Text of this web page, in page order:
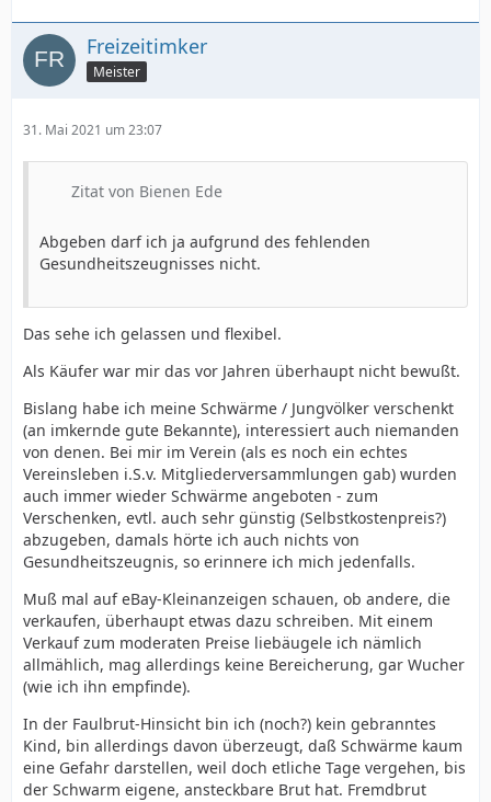
Freizeitimker
Meister
31. Mai 2021 um 23:07
Zitat von Bienen Ede
Abgeben darf ich ja aufgrund des fehlenden
Gesundheitszeugnisses nicht.
Das sehe ich gelassen und flexibel.
Als Käufer war mir das vor Jahren überhaupt nicht bewußt.
Bislang habe ich meine Schwärme / Jungvölker verschenkt
(an imkernde gute Bekannte), interessiert auch niemanden
von denen. Bei mir im Verein (als es noch ein echtes
Vereinsleben i.S.v. Mitgliederversammlungen gab) wurden
auch immer wieder Schwärme angeboten - zum
Verschenken, evtl. auch sehr günstig (Selbstkostenpreis?)
abzugeben, damals hörte ich auch nichts von
Gesundheitszeugnis, so erinnere ich mich jedenfalls.
Muß mal auf eBay-Kleinanzeigen schauen, ob andere, die
verkaufen, überhaupt etwas dazu schreiben. Mit einem
Verkauf zum moderaten Preise liebäugele ich nämlich
allmählich, mag allerdings keine Bereicherung, gar Wucher
(wie ich ihn empfinde).
In der Faulbrut-Hinsicht bin ich (noch?) kein gebranntes
Kind, bin allerdings davon überzeugt, daß Schwärme kaum
eine Gefahr darstellen, weil doch etliche Tage vergehen, bis
der Schwarm eigene, ansteckbare Brut hat. Fremdbrut